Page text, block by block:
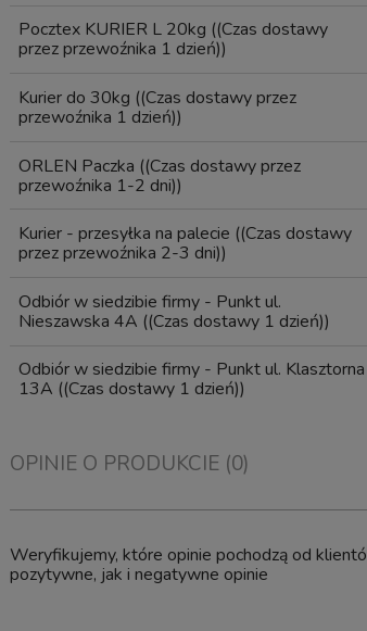
Pocztex KURIER L 20kg ((Czas dostawy
przez przewoźnika 1 dzień))
Kurier do 30kg ((Czas dostawy przez
przewoźnika 1 dzień))
ORLEN Paczka ((Czas dostawy przez
przewoźnika 1-2 dni))
Kurier - przesyłka na palecie ((Czas dostawy
przez przewoźnika 2-3 dni))
Odbiór w siedzibie firmy - Punkt ul.
Nieszawska 4A ((Czas dostawy 1 dzień))
Odbiór w siedzibie firmy - Punkt ul. Klasztorna
13A ((Czas dostawy 1 dzień))
OPINIE O PRODUKCIE (0)
Weryfikujemy, które opinie pochodzą od
pozytywne, jak i negatywne opinie